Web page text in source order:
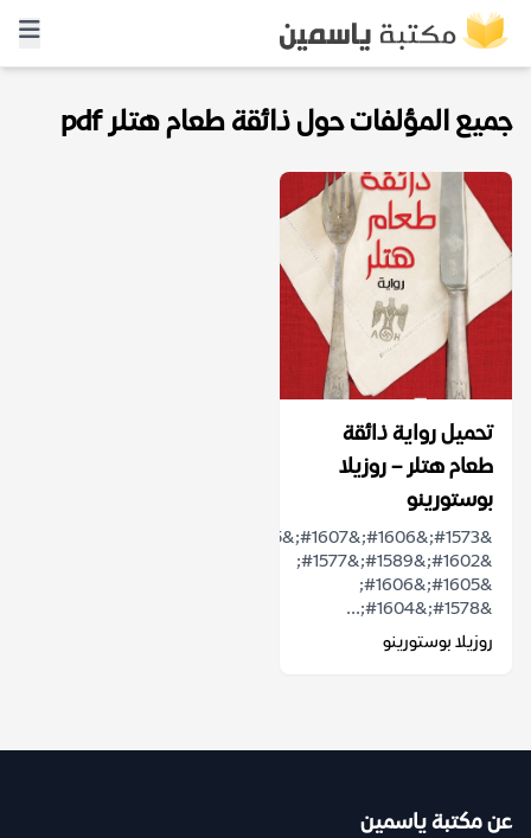
جميع المؤلفات حول ذائقة طعام هتلر pdf
تحميل رواية ذائقة
طعام هتلر – روزيلا
بوستورينو
&#1602;&#1589;&#1577;
&#1605;&#1606;
&#1578;&#1604;...
روزيلا بوستورينو
عن مكتبة ياسمين